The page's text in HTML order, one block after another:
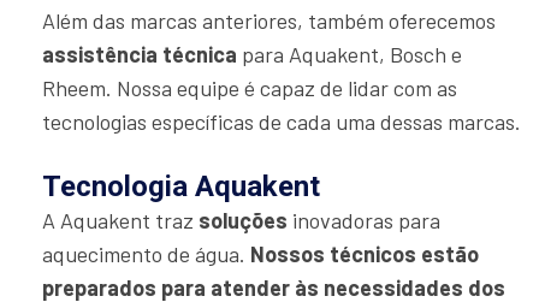
Além das marcas anteriores, também oferecemos
assistência técnica para Aquakent, Bosch e
Rheem. Nossa equipe é capaz de lidar com as
tecnologias específicas de cada uma dessas marcas.
Tecnologia Aquakent
A Aquakent traz soluções inovadoras para
aquecimento de água. Nossos técnicos estão
preparados para atender às necessidades dos